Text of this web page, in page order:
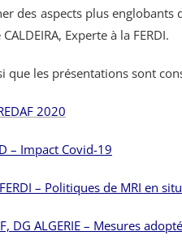
des aspects plus
Experte à la FERDI.
que les présentations sont
2020
– Impact Covid-19
FERDI – Politiques de MRI en
DG ALGERIE – Mesures